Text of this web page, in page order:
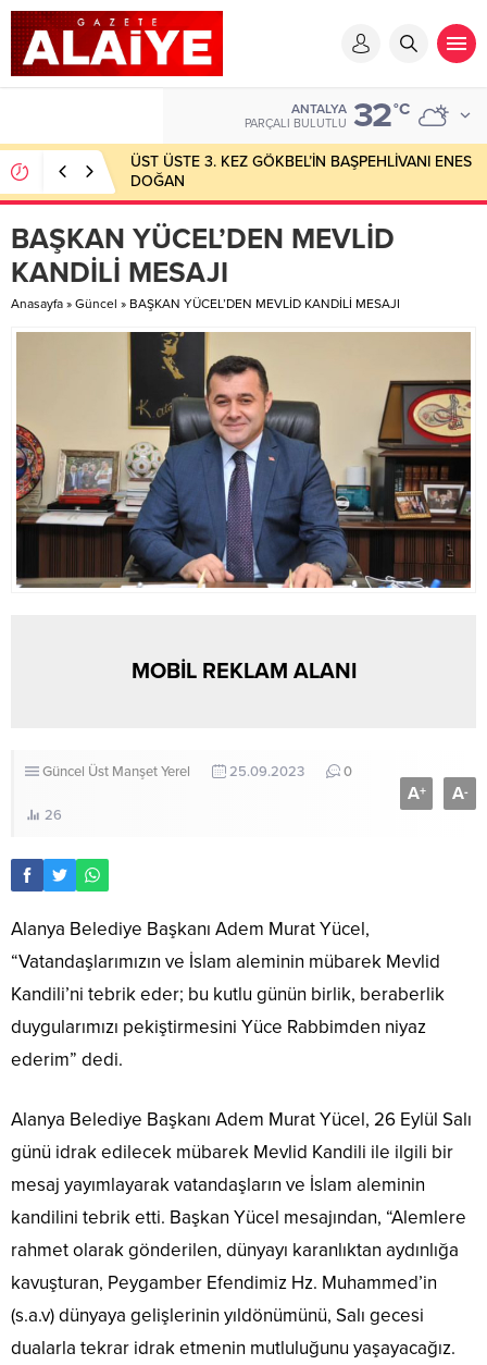
ANTALYA
PARÇALI BULUTLU 32°C
ÜST ÜSTE 3. KEZ GÖKBEL’İN BAŞPEHLİVANI ENES
DOĞAN
BAŞKAN YÜCEL’DEN MEVLİD
KANDİLİ MESAJI
Anasayfa » Güncel » BAŞKAN YÜCEL’DEN MEVLİD KANDİLİ MESAJI
MOBİL REKLAM ALANI
Güncel Üst ManşetYerel 25.09.2023 0
26
A+ A-
Alanya Belediye Başkanı Adem Murat Yücel,
“Vatandaşlarımızın ve İslam aleminin mübarek Mevlid
Kandili’ni tebrik eder; bu kutlu günün birlik, beraberlik
duygularımızı pekiştirmesini Yüce Rabbimden niyaz
ederim” dedi.
Alanya Belediye Başkanı Adem Murat Yücel, 26 Eylül Salı
günü idrak edilecek mübarek Mevlid Kandili ile ilgili bir
mesaj yayımlayarak vatandaşların ve İslam aleminin
kandilini tebrik etti. Başkan Yücel mesajından, “Alemlere
rahmet olarak gönderilen, dünyayı karanlıktan aydınlığa
kavuşturan, Peygamber Efendimiz Hz. Muhammed’in
(s.a.v) dünyaya gelişlerinin yıldönümünü, Salı gecesi
dualarla tekrar idrak etmenin mutluluğunu yaşayacağız.